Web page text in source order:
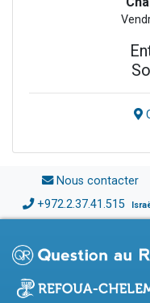
Nous contacter
+972.2.37.41.515